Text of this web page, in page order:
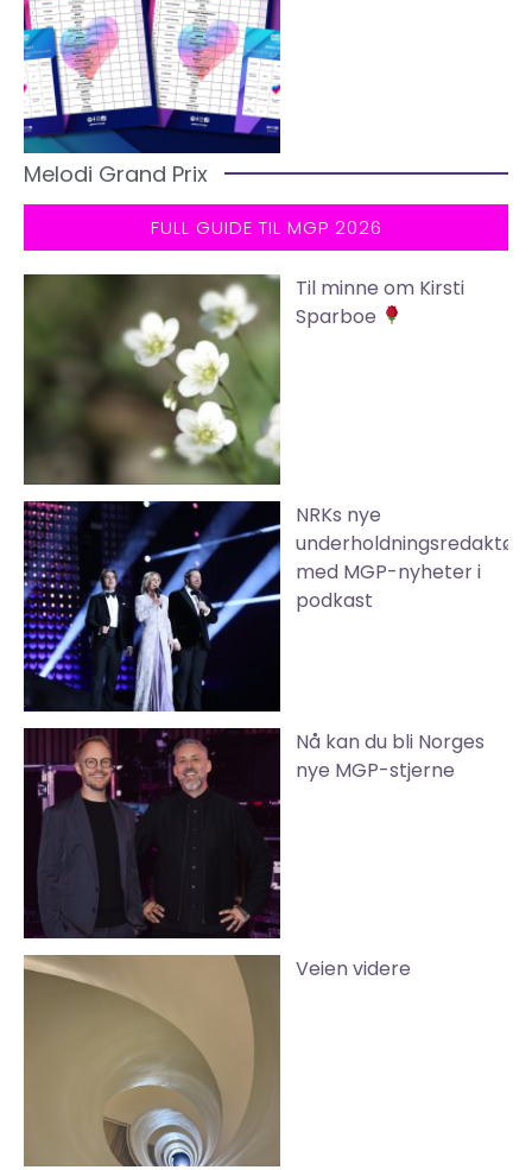
Melodi Grand Prix
FULL GUIDE TIL MGP 2026
Til minne om Kirsti
Sparboe
NRKs nye
underholdningsredaktør
med MGP-nyheter i
podkast
Nå kan du bli Norges
nye MGP-stjerne
Veien videre